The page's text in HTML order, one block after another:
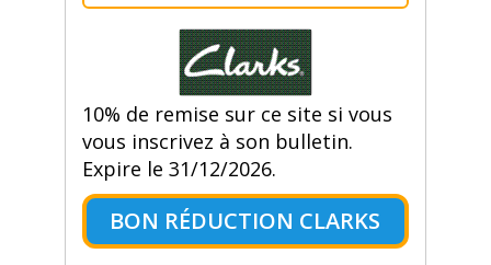
10% de remise sur ce site si vous
vous inscrivez à son bulletin.
Expire le 31/12/2026.
BON RÉDUCTION CLARKS